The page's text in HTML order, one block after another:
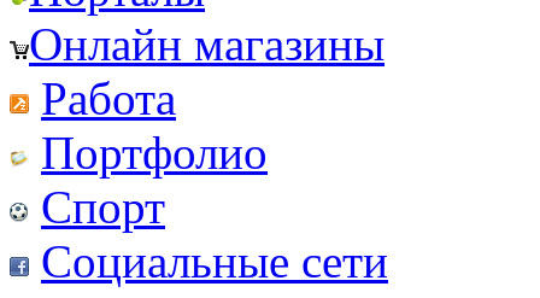
Онлайн магазины
Работа
Портфолио
Спорт
Социальные сети